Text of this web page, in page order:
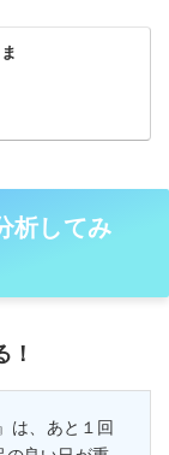
析してみ
は、あと１回